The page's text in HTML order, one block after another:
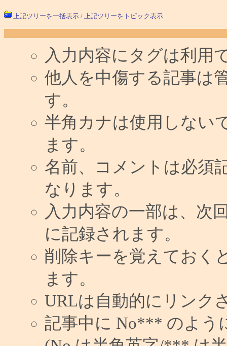
上記ツリーを一括表示 / 上記ツリーをトピック表示
入力内容にタグは利用
他人を中傷する記事は
す。
半角カナは使用しない
ます。
名前、コメントは必須
なります。
入力内容の一部は、次
に記録されます。
削除キーを覚えておく
ます。
URLは自動的にリンク
記事中に No*** のよう